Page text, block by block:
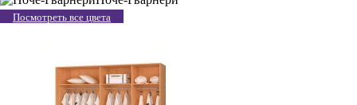
Посмотреть все цвета